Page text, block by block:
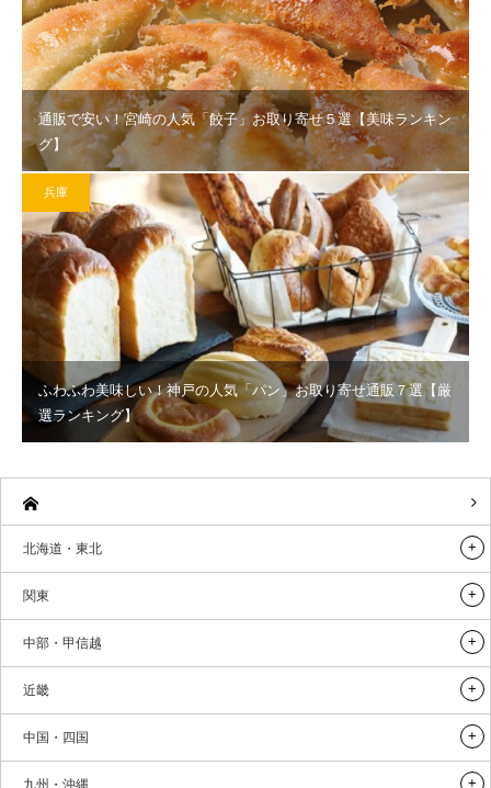
通販で安い！宮崎の人気「餃子」お取り寄せ５選【美味ランキン
グ】
兵庫
ふわふわ美味しい！神戸の人気「パン」お取り寄せ通販７選【厳
選ランキング】
北海道・東北
関東
中部・甲信越
近畿
中国・四国
九州・沖縄